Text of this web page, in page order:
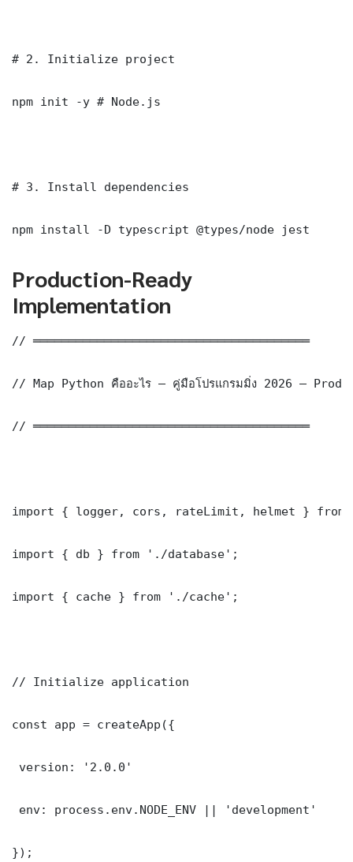
# 2. Initialize project
npm init -y # Node.js
# 3. Install dependencies
npm install -D typescript @types/node jest
Production-Ready
Implementation
// ═══════════════════════════════════════
// Map Python คืออะไร — คู่มือโปรแกรมมิ่ง 2026 —
// ═══════════════════════════════════════
import { logger, cors, rateLimit, helmet } from
import { db } from './database';
import { cache } from './cache';
// Initialize application
const app = createApp({
version: '2.0.0'
env: process.env.NODE_ENV || 'development'
});